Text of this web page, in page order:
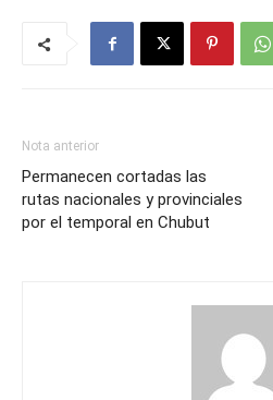
Nota anterior
Permanecen cortadas las
rutas nacionales y provinciales
por el temporal en Chubut